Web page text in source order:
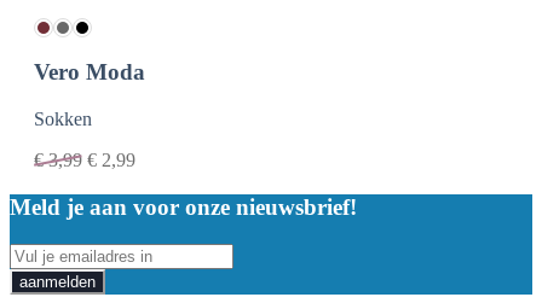
Vero Moda
Sokken
€3,99 € 2,99
Meld je aan voor onze nieuwsbrief!
aanmelden